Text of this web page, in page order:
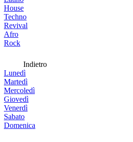
House
Techno
Revival
Afro
Rock
Indietro
Lunedì
Martedì
Mercoledì
Giovedì
Venerdì
Sabato
Domenica